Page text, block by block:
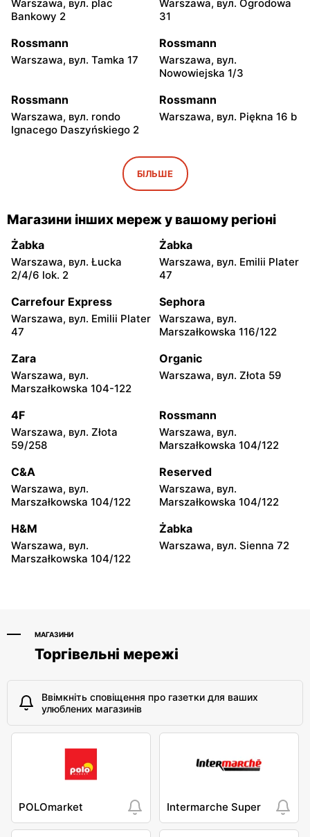
Warszawa, вул. plac
Bankowy 2
Warszawa, вул. Ogrodowa
31
Rossmann
Warszawa, вул. Tamka 17
Rossmann
Warszawa, вул.
Nowowiejska 1/3
Rossmann
Warszawa, вул. rondo
Ignacego Daszyńskiego 2
Rossmann
Warszawa, вул. Piękna 16 b
Rossmann
Warszawa, вул. Senatorska
Rossmann
Warszawa, вул. Prosta 68
Warszawa, вул.
Mokotowska 1
Rossmann
Marszałkowska 126/134
Rossmann
Rossmann Rossmann
Świętojerska 16
Rossmann
19/25
Rossmann
Rossmann
64
Rossmann
17
Rossmann Rossmann
Rossmann
Warszawa, вул. Obozowa
Rossmann
БІЛЬШЕ
Магазини інших мереж у вашому регіоні
Żabka
Warszawa, вул. Łucka
2/4/6 lok. 2
Żabka
Warszawa, вул. Emilii Plater
47
Carrefour Express
Warszawa, вул. Emilii Plater
47
Sephora
Warszawa, вул.
Marszałkowska 116/122
Zara
Warszawa, вул.
Marszałkowska 104-122
Organic
Warszawa, вул. Złota 59
4F
Warszawa, вул. Złota
59/258
Rossmann
Warszawa, вул.
Marszałkowska 104/122
C&A
Warszawa, вул.
Marszałkowska 104/122
Reserved
Warszawa, вул.
Marszałkowska 104/122
H&M
Warszawa, вул.
Marszałkowska 104/122
Żabka
Warszawa, вул. Sienna 72
МАГАЗИНИ
Торгівельні мережі
Ввімкніть сповіщення про газетки для ваших
улюблених магазинів
POLOmarket Intermarche Super